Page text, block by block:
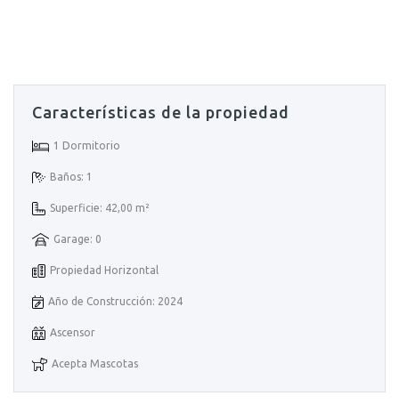
Características de la propiedad
1 Dormitorio
Baños: 1
Superficie: 42,00 m²
Garage: 0
Propiedad Horizontal
Año de Construcción: 2024
Ascensor
Acepta Mascotas